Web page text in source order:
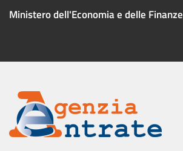
Ministero dell'Economia e delle Finanze
Menu
servizio